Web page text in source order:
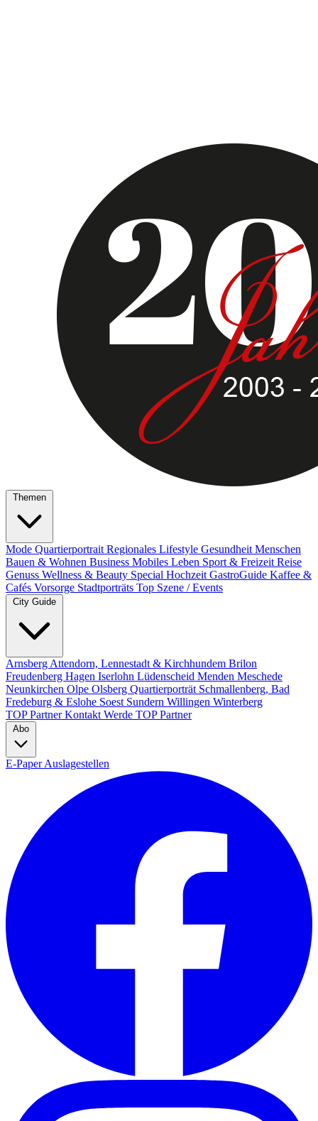
Themen
Mode Quartierportrait Regionales Lifestyle Gesundheit Menschen
Bauen & Wohnen Business Mobiles Leben Sport & Freizeit Reise
Genuss Wellness & Beauty Special Hochzeit GastroGuide Kaffee &
Cafés Vorsorge Stadtporträts Top Szene / Events
City Guide
Arnsberg Attendorn, Lennestadt & Kirchhundem Brilon
Freudenberg Hagen Iserlohn Lüdenscheid Menden Meschede
Neunkirchen Olpe Olsberg Quartierporträt Schmallenberg, Bad
Fredeburg & Eslohe Soest Sundern Willingen Winterberg
TOP PartnerKontakt Werde TOP Partner
Abo
E-PaperAuslagestellen